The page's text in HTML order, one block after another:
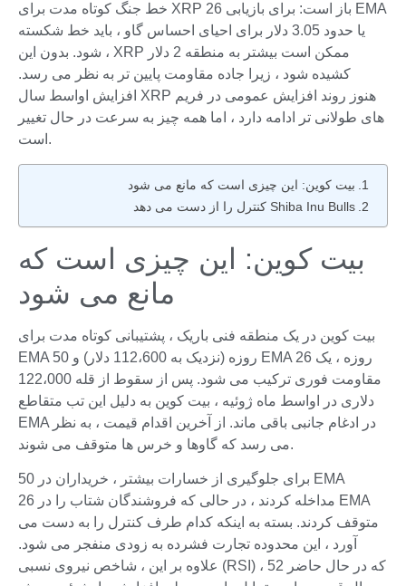
خط جنگ کوتاه مدت برای XRP باز است: برای بازیابی 26 EMA
یا حدود 3.05 دلار برای احیای احساس گاو ، باید خط شکسته
شود. بدون این ، XRP ممکن است بیشتر به منطقه 2 دلار
کشیده شود ، زیرا جاده مقاومت پایین تر به نظر می رسد.
افزایش اواسط سال XRP هنوز روند افزایش عمومی در فریم
های طولانی تر ادامه دارد ، اما همه چیز به سرعت در حال تغییر
است.
بیت کوین: این چیزی است که مانع می شود
Shiba Inu Bulls کنترل را از دست می دهد
بیت کوین: این چیزی است که
مانع می شود
بیت کوین در یک منطقه فنی باریک ، پشتیبانی کوتاه مدت برای
EMA 50 روزه (نزدیک به 112،600 دلار) و EMA 26 روزه ، یک
مقاومت فوری ترکیب می شود. پس از سقوط از قله 122،000
دلاری در اواسط ماه ژوئیه ، بیت کوین به دلیل این تب متقاطع
EMA در ادغام جانبی باقی ماند. از آخرین اقدام قیمت ، به نظر
می رسد که گاوها و خرس ها متوقف می شوند.
برای جلوگیری از خسارات بیشتر ، خریداران در 50 EMA
مداخله کردند ، در حالی که فروشندگان شتاب را در 26 EMA
متوقف کردند. بسته به اینکه کدام طرف کنترل را به دست می
آورد ، این محدوده تجارت فشرده به زودی منفجر می شود.
علاوه بر این ، شاخص نیروی نسبی (RSI) ، که در حال حاضر 52